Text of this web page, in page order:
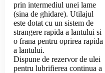
prin intermediul unei lame
(sina de ghidare). Utilajul
este dotat cu un sistem de
strangere rapida a lantului si
o frana pentru oprirea rapida
a lantului.
Dispune de rezervor de ulei
pentru lubrifierea continua a